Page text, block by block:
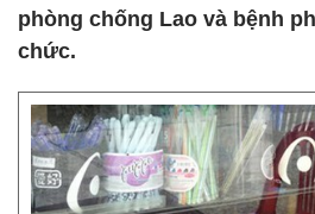
phòng chống Lao và bệnh
chức.